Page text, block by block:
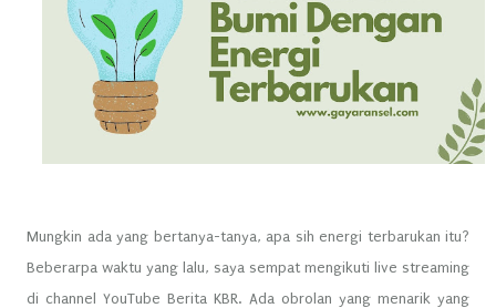
Mungkin ada yang bertanya-tanya, apa sih energi terbarukan itu?
Beberarpa waktu yang lalu, saya sempat mengikuti live streaming
di channel YouTube Berita KBR. Ada obrolan yang menarik yang